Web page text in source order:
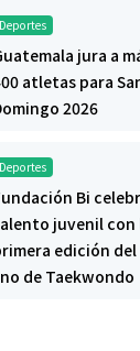
Deportes
jura a
atletas para
2026
Deportes
Bi
juvenil con
edición del
de Taekwondo